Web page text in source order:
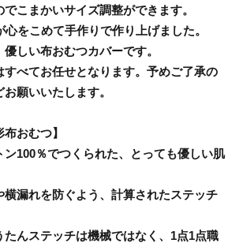
こまかいサイズ調整ができます。
をこめて手作りで作り上げました。
しい布おむつカバーです。
すべてお任せとなります。予めご了承の
お願いいたします。
おむつ】
100％でつくられた、とっても優しい肌
横漏れを防ぐよう、計算されたステッチ
たんステッチは機械ではなく、1点1点職